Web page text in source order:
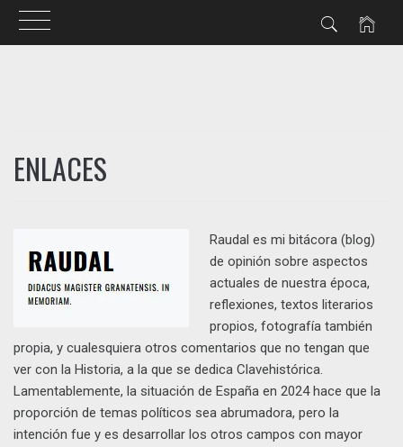
ENLACES
Raudal es mi bitácora (blog)
de opinión sobre aspectos
actuales de nuestra época,
reflexiones, textos literarios
propios, fotografía también
propia, y cualesquiera otros comentarios que no tengan que
ver con la Historia, a la que se dedica Clavehistórica.
Lamentablemente, la situación de España en 2024 hace que la
proporción de temas políticos sea abrumadora, pero la
intención fue y es desarrollar los otros campos con mayor